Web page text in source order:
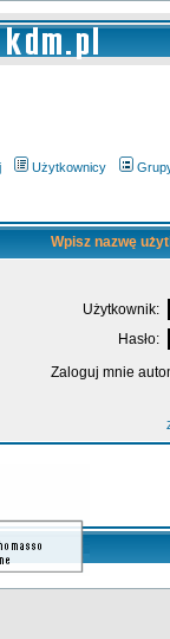
Użytkownicy
Wpisz nazwę
Użytkownik:
Hasło:
Zaloguj mnie